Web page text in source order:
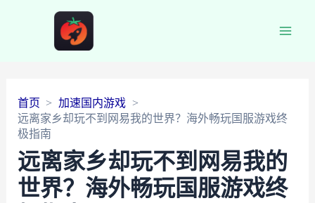
首页
加速国内游戏
远离家乡却玩不到网易我的世界？海外畅玩国服游戏终
极指南
远离家乡却玩不到网易我的
世界？海外畅玩国服游戏终